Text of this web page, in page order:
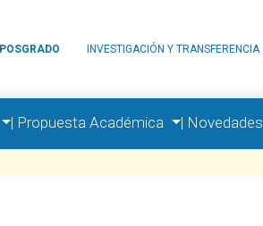
POSGRADO INVESTIGACIÓN Y TRANSFERENCIA
| Propuesta Académica | Novedades